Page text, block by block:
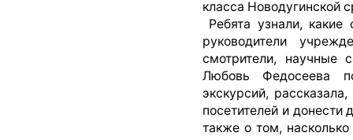
класса Новодугинской
Ребята узнали, какие
руководители
смотрители, научные
Любовь Федосеева
экскурсий,
посетителей и донести
также о том,